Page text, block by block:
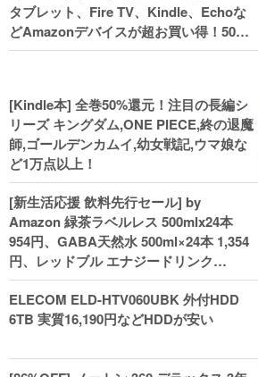
タブレット、Fire TV、Kindle、Echoな
どAmazonデバイスが超お買い得！50%
還元！Kindle本 新生活フェアなど！
[Kindle本] 全巻50%還元！注目の長編シ
リーズ キングダム,ONE PIECE,終の退魔
師,ゴールデンカムイ,幼女戦記,ウマ娘な
ど1万点以上！
[新生活応援 飲料先行セール] by
Amazon 緑茶ラベルレス 500mlx24本
954円、GABA天然水 500ml×24本 1,354
円、レッドブル エナジードリンク
250mlx24本 3,412円、い･ろ･は･す 2L×8
本 846円など飲料セール
ELECOM ELD-HTV060UBK 外付HDD
6TB 実質16,190円などHDDが安い